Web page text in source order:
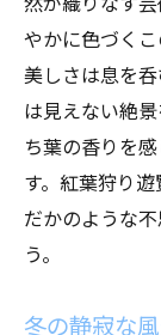
やかに色づく
美しさは息を
は見えない絶
ち葉の香りを
す。紅葉狩り
だかのような
う。
冬の静寂な